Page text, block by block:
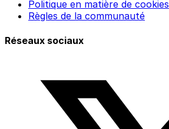
Politique en matière de cookies
Règles de la communauté
Réseaux sociaux